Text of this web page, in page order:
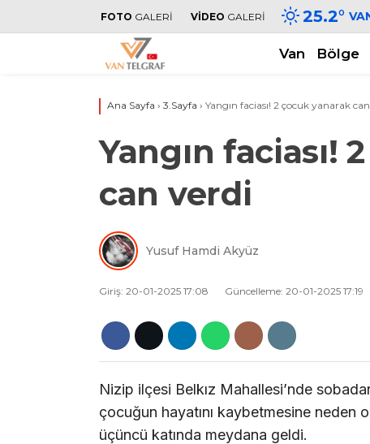
FOTO GALERİ VİDEO GALERİ 25.2°
Van Bölge
Ana Sayfa › 3.Sayfa › Yangın faciası! 2 çocuk yanarak
Yangın faciası!
can verdi
Yusuf Hamdi Akyüz
Giriş: 20-01-2025 17:08 Güncelleme: 20-01-2025 17:19
Nizip ilçesi Belkız Mahallesi’nde
çocuğun hayatını kaybetmesine neden
üçüncü katında meydana geldi.